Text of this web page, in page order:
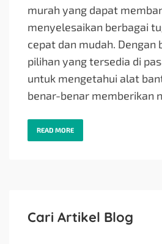
murah yang dapat
menyelesaikan berbagai
cepat dan mudah. Dengan
pilihan yang tersedia di
untuk mengetahui alat
benar-benar memberikan
READ MORE
Cari Artikel Blog